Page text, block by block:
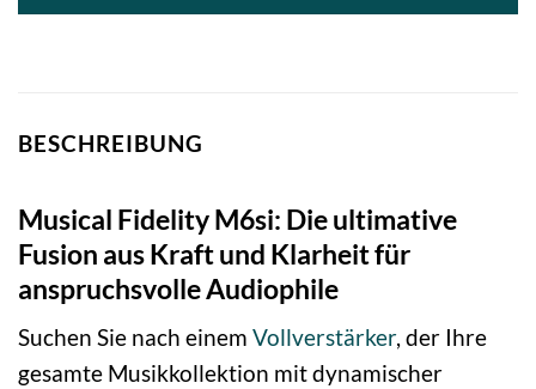
BESCHREIBUNG
Musical Fidelity M6si: Die ultimative
Fusion aus Kraft und Klarheit für
anspruchsvolle Audiophile
Suchen Sie nach einem Vollverstärker, der Ihre
gesamte Musikkollektion mit dynamischer